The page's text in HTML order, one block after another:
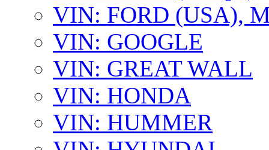
VIN: FORD (USA),
VIN: GOOGLE
VIN: GREAT WALL
VIN: HONDA
VIN: HUMMER